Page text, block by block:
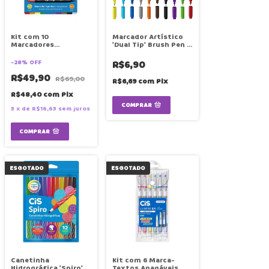
Kit com 10
Marcadores
Brush Pen + Fineliner
| Cores | Unidade | CIS
-28% OFF
R$49,90 R$69,00
R$48,40com Pix
3 x de R$16,63 sem juros
Marcador Artístico
'Dual Tip' Brush Pen +
Unidade | CIS
R$6,90
R$6,69com Pix
COMPRAR
ESGOTADO
Canetinha
ESGOTADO
Kit com 6 Marca-